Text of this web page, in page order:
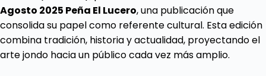
Agosto 2025 Peña El Lucero, una publicación que
consolida su papel como referente cultural. Esta edición
combina tradición, historia y actualidad, proyectando el
arte jondo hacia un público cada vez más amplio.